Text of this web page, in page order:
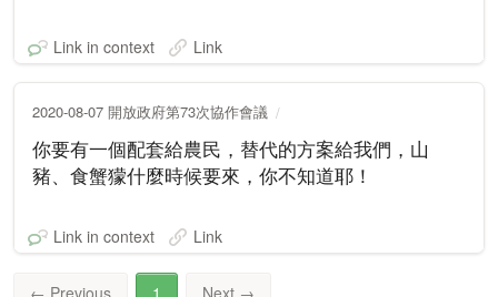
Link in context Link
2020-08-07 開放政府第73次協作會議
你要有一個配套給農民，替代的方案給我們，山
豬、食蟹獴什麼時候要來，你不知道耶！
Link in context Link
← Previous 1 Next →